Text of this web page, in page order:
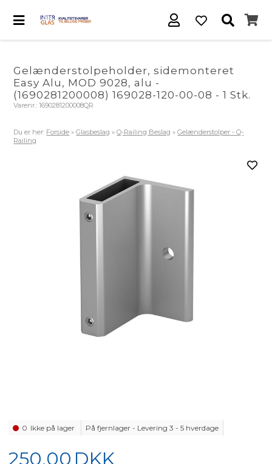
Gelænderstolpeholder, sidemonteret
Easy Alu, MOD 9028, alu -
(1690281200008) 169028-120-00-08 - 1 Stk.
Varenr.:1690281200008QR
Du er her: Forside »Glasbeslag »Q-Railing Beslag »Gelænderstolper - Q-
Railing
0 Ikke på lager På fjernlager - Levering 3 - 5 hverdage
250,00 DKK